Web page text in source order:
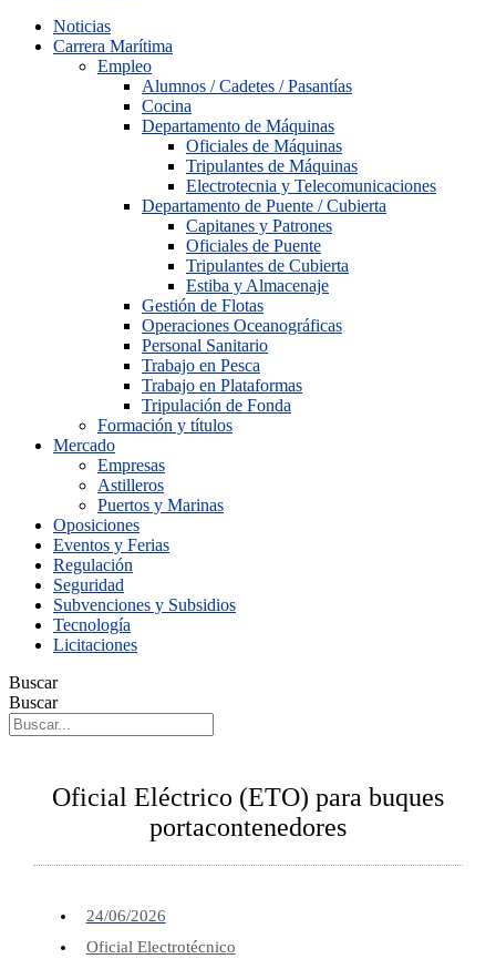
Noticias
Carrera Marítima
Empleo
Alumnos / Cadetes / Pasantías
Cocina
Departamento de Máquinas
Oficiales de Máquinas
Tripulantes de Máquinas
Electrotecnia y Telecomunicaciones
Departamento de Puente / Cubierta
Capitanes y Patrones
Oficiales de Puente
Tripulantes de Cubierta
Estiba y Almacenaje
Gestión de Flotas
Operaciones Oceanográficas
Personal Sanitario
Trabajo en Pesca
Trabajo en Plataformas
Tripulación de Fonda
Formación y títulos
Mercado
Empresas
Astilleros
Puertos y Marinas
Oposiciones
Eventos y Ferias
Regulación
Seguridad
Subvenciones y Subsidios
Tecnología
Licitaciones
Buscar
Buscar
Oficial Eléctrico (ETO) para buques
portacontenedores
24/06/2026
Oficial Electrotécnico